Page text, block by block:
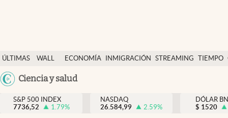
ÚLTIMAS
NOTICIAS
WALL
DÓLAR
ECONOMÍA INMIGRACIÓN STREAMING TIEMPO
México
Ciencia y salud
Finanzas y economía
Wall Street y dólar
Inmigración
S&P 500 INDEX
7736,52
1.79%
NASDAQ
26.584,99
2.59%
DÓLAR
$ 1520